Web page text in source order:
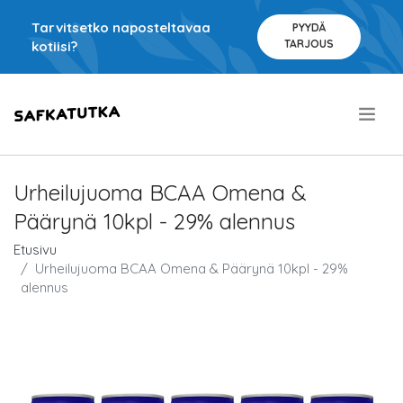
Tarvitsetko naposteltavaa
kotiisi?
PYYDÄ
TARJOUS
Urheilujuoma BCAA Omena &
Päärynä 10kpl - 29% alennus
Etusivu
Urheilujuoma BCAA Omena & Päärynä 10kpl - 29%
alennus